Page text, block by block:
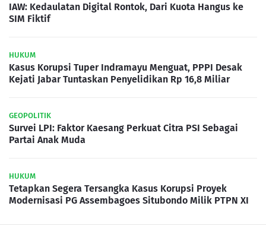
IAW: Kedaulatan Digital Rontok, Dari Kuota Hangus ke
SIM Fiktif
HUKUM
Kasus Korupsi Tuper Indramayu Menguat, PPPI Desak
Kejati Jabar Tuntaskan Penyelidikan Rp 16,8 Miliar
GEOPOLITIK
Survei LPI: Faktor Kaesang Perkuat Citra PSI Sebagai
Partai Anak Muda
HUKUM
Tetapkan Segera Tersangka Kasus Korupsi Proyek
Modernisasi PG Assembagoes Situbondo Milik PTPN XI